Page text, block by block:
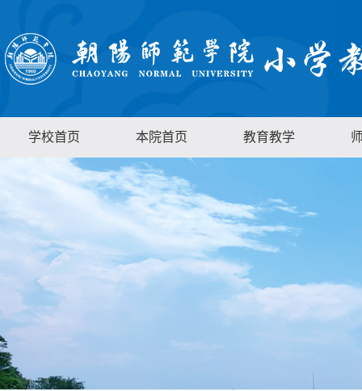
学校首页 本院首页 教育教学